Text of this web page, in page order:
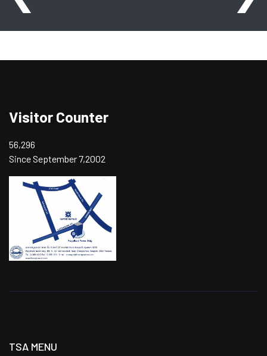
Visitor Counter
56,296
Since September 7,2002
TSA MENU